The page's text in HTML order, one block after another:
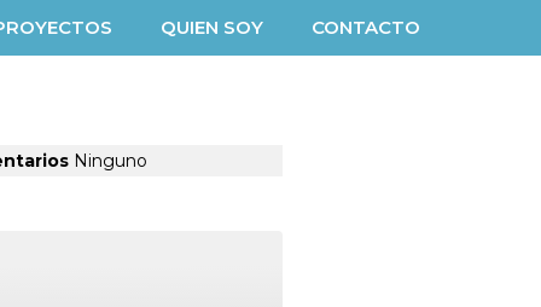
QUIEN SOY CONTACTO
Ninguno